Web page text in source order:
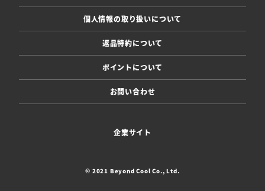
個人情報の取り扱いについて
返品特約について
ポイントについて
お問い合わせ
企業サイト
© 2021 Beyond Cool Co., Ltd.